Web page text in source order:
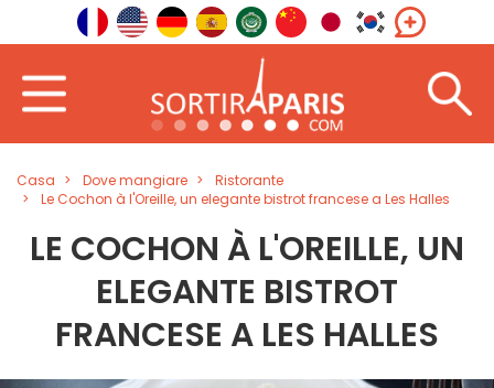
Casa Dove mangiare
Ristorante
Le Cochon à l'Oreille, un elegante bistrot francese a Les Halles
LE COCHON À L'OREILLE, UN
ELEGANTE BISTROT
FRANCESE A LES HALLES